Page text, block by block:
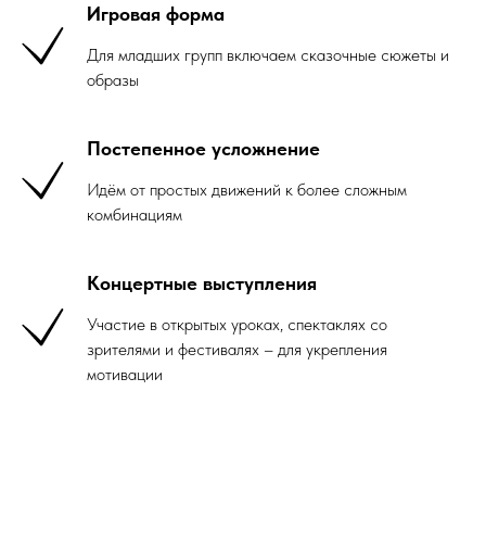
Игровая форма
Для младших групп включаем сказочные сюжеты и
образы
Постепенное усложнение
Идём от простых движений к более сложным
комбинациям
Концертные выступления
Участие в открытых уроках, спектаклях со
зрителями и фестивалях – для укрепления
мотивации